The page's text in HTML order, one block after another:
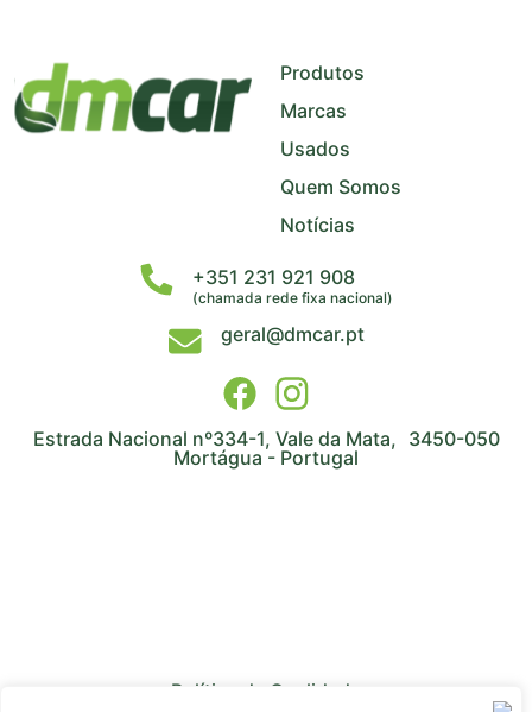
Produtos
Marcas
Usados
Quem Somos
Notícias
+351 231 921 908
(chamada rede fixa nacional)
geral@dmcar.pt
Estrada Nacional nº334-1, Vale da Mata, 3450-050
Mortágua - Portugal
Política de Qualidade